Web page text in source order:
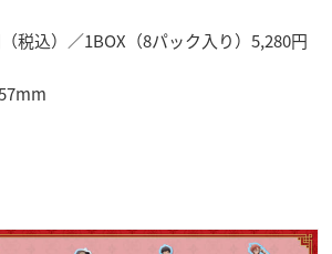
税込）／1BOX（8パック入り）5,280円